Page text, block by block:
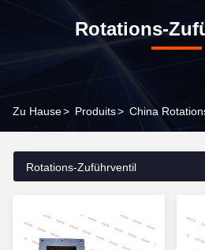
Rotations-
Zu Hause> Produits> China
Rotations-Zuführventil